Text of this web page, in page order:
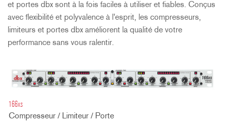
et portes dbx sont à la fois faciles à utiliser et fiables. Conçus
avec flexibilité et polyvalence à l'esprit, les compresseurs,
limiteurs et portes dbx améliorent la qualité de votre
performance sans vous ralentir.
166xs
Compresseur / Limiteur / Porte